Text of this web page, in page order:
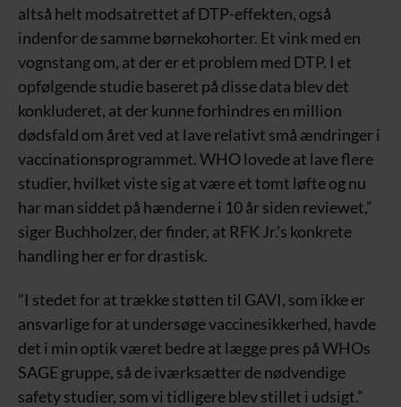
altså helt modsatrettet af DTP-effekten, også
indenfor de samme børnekohorter. Et vink med en
vognstang om, at der er et problem med DTP. I et
opfølgende studie baseret på disse data blev det
konkluderet, at der kunne forhindres en million
dødsfald om året ved at lave relativt små ændringer i
vaccinationsprogrammet. WHO lovede at lave flere
studier, hvilket viste sig at være et tomt løfte og nu
har man siddet på hænderne i 10 år siden reviewet,”
siger Buchholzer, der finder, at RFK Jr.’s konkrete
handling her er for drastisk.
”I stedet for at trække støtten til GAVI, som ikke er
ansvarlige for at undersøge vaccinesikkerhed, havde
det i min optik været bedre at lægge pres på WHOs
SAGE gruppe, så de iværksætter de nødvendige
safety studier, som vi tidligere blev stillet i udsigt.”